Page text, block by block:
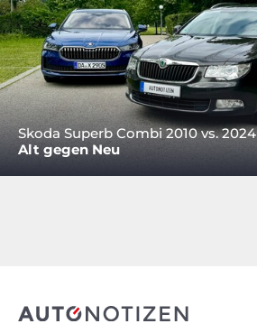
Skoda Superb Combi 2010 vs. 2024
Alt gegen Neu